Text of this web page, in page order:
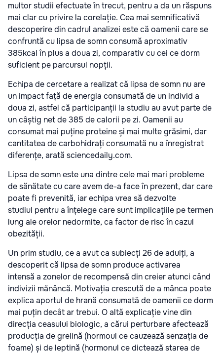
multor studii efectuate în trecut, pentru a da un răspuns
mai clar cu privire la corelație. Cea mai semnificativă
descoperire din cadrul analizei este că oamenii care se
confruntă cu lipsa de somn consumă aproximativ
385kcal în plus a doua zi, comparativ cu cei ce dorm
suficient pe parcursul nopții.
Echipa de cercetare a realizat că lipsa de somn nu are
un impact față de energia consumată de un individ a
doua zi, astfel că participanții la studiu au avut parte de
un câștig net de 385 de calorii pe zi. Oamenii au
consumat mai puține proteine și mai multe grăsimi, dar
cantitatea de carbohidrați consumată nu a înregistrat
diferențe, arată sciencedaily.com.
Lipsa de somn este una dintre cele mai mari probleme
de sănătate cu care avem de-a face în prezent, dar care
poate fi prevenită, iar echipa vrea să dezvolte
studiul pentru a înțelege care sunt implicațiile pe termen
lung ale orelor nedormite, ca factor de risc în cazul
obezității.
Un prim studiu, ce a avut ca subiecți 26 de adulți, a
descoperit că lipsa de somn produce activarea
intensă a zonelor de recompensă din creier atunci când
indivizii mănâncă. Motivația crescută de a mânca poate
explica aportul de hrană consumată de oamenii ce dorm
mai puțin decât ar trebui. O altă explicație vine din
direcția ceasului biologic, a cărui perturbare afectează
producția de grelină (hormoul ce cauzează senzația de
foame) și de leptină (hormonul ce dictează starea de